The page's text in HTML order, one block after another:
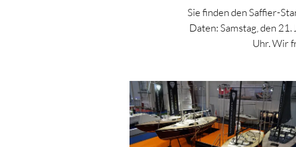
Sie finden den Saffier-
Daten: Samstag, den
Uhr. Wir